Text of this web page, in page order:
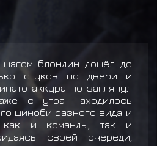
блондин дошёл до
стуков по двери и
аккуратно заглянул
с утра находилось
шиноби разного вида и
как и команды, так и
своей очереди,